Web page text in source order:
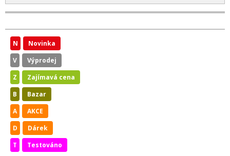
N
Novinka
V
Výprodej
Z
Zajímavá cena
B
Bazar
A
AKCE
D
Dárek
T
Testováno